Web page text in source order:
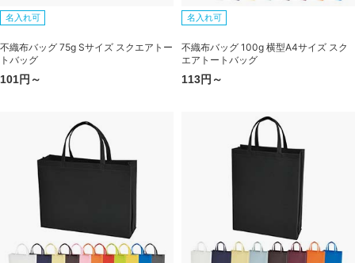
名入れ可
不織布バッグ 75g Sサイズ スクエアトー
トバッグ
101円～
名入れ可
不織布バッグ 100g 横型A4サイズ スク
エアトートバッグ
113円～